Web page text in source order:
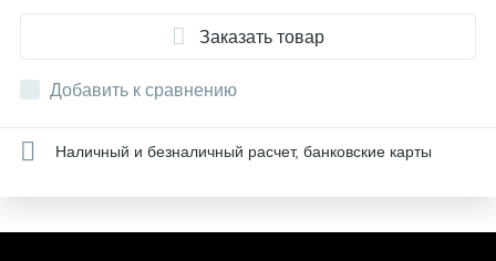
Заказать товар
Добавить к сравнению
Наличный и безналичный расчет, банковские карты